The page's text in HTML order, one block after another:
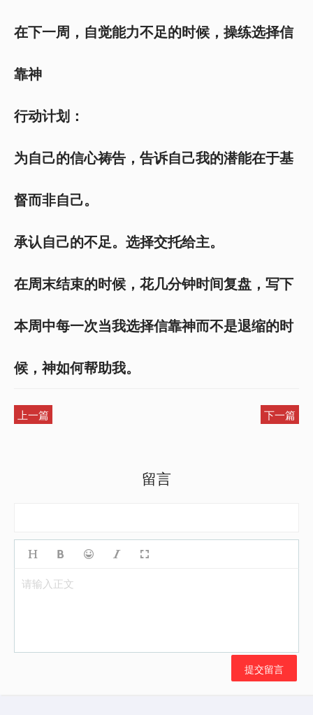
在下一周，自觉能力不足的时候，操练选择信
靠神
行动计划：
为自己的信心祷告，告诉自己我的潜能在于基
督而非自己。
承认自己的不足。选择交托给主。
在周末结束的时候，花几分钟时间复盘，写下
本周中每一次当我选择信靠神而不是退缩的时
候，神如何帮助我。
上一篇 下一篇
留言
请输入正文
提交留言